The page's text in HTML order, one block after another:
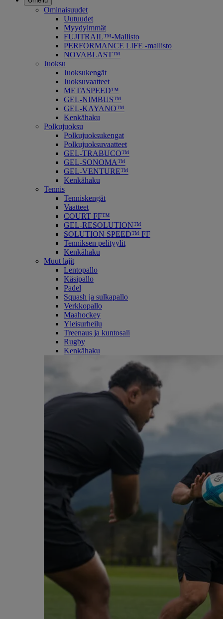
Ominaisuudet
Uutuudet
Myydyimmät
FUJITRAIL™-Mallisto
PERFORMANCE LIFE -mallisto
NOVABLAST™
Juoksu
Juoksukengät
Juoksuvaatteet
METASPEED™
GEL-NIMBUS™
GEL-KAYANO™
Kenkähaku
Polkujuoksu
Polkujuoksukengat
Polkujuoksuvaatteet
GEL-TRABUCO™
GEL-SONOMA™
GEL-VENTURE™
Kenkähaku
Tennis
Tenniskengät
Vaatteet
COURT FF™
GEL-RESOLUTION™
SOLUTION SPEED™ FF
Tenniksen pelityylit
Kenkähaku
Muut lajit
Lentopallo
Käsipallo
Padel
Squash ja sulkapallo
Verkkopallo
Maahockey
Yleisurheilu
Treenaus ja kuntosali
Rugby
Kenkähaku